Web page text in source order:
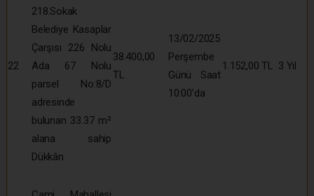
22
218.Sokak
Belediye Kasaplar
Çarşısı 226 Nolu
Ada 67 Nolu
parsel No:8/D
adresinde
bulunan 33.37 m²
alana sahip
Dükkân
38.400,00
TL
13/02/2025
Perşembe
Günü Saat
10:00’da
1.152,00 TL 3 Yıl